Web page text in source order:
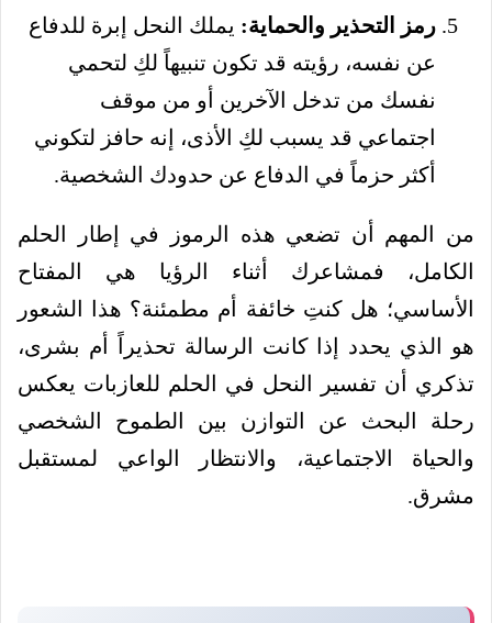
رمز التحذير والحماية: يملك النحل إبرة للدفاع
عن نفسه، رؤيته قد تكون تنبيهاً لكِ لتحمي
نفسك من تدخل الآخرين أو من موقف
اجتماعي قد يسبب لكِ الأذى، إنه حافز لتكوني
أكثر حزماً في الدفاع عن حدودك الشخصية.
من المهم أن تضعي هذه الرموز في إطار الحلم
الكامل، فمشاعرك أثناء الرؤيا هي المفتاح
الأساسي؛ هل كنتِ خائفة أم مطمئنة؟ هذا الشعور
هو الذي يحدد إذا كانت الرسالة تحذيراً أم بشرى،
تذكري أن تفسير النحل في الحلم للعازبات يعكس
رحلة البحث عن التوازن بين الطموح الشخصي
والحياة الاجتماعية، والانتظار الواعي لمستقبل
مشرق.